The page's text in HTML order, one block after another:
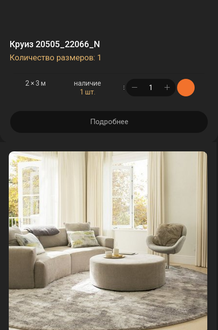
Круиз 20505_22066_N
Количество размеров: 1
2 × 3 м
наличие
1 шт.
в корзине
Подробнее